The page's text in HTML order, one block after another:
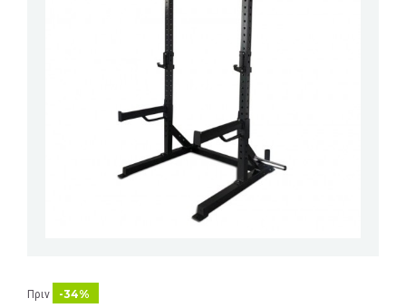
Πριν -34%